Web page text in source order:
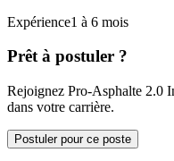
Expérience1 à 6 mois
Prêt à postuler ?
Rejoignez Pro-Asphalte 2.0
dans votre carrière.
Postuler pour ce poste